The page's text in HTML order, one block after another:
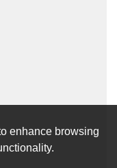
enhance browsing